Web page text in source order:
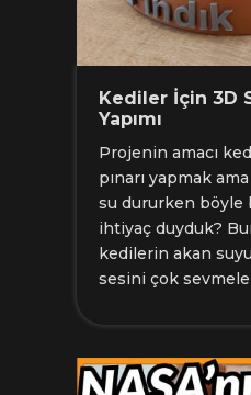
Kediler İçin 3D
Yapımı
Projenin amacı
pınarı yapmak
su dururken böyle
ihtiyaç duyduk?
kedilerin akan
sesini çok